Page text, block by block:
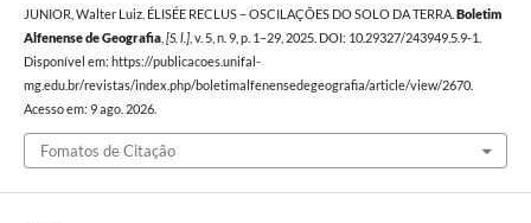
JUNIOR, Walter Luiz. ÉLISÉE RECLUS – OSCILAÇÕES DO SOLO DA TERRA. Boletim
Alfenense de Geografia, [S. l.], v. 5, n. 9, p. 1–29, 2025. DOI: 10.29327/243949.5.9-1.
Disponível em: https://publicacoes.unifal-
mg.edu.br/revistas/index.php/boletimalfenensedegeografia/article/view/2670.
Acesso em: 9 ago. 2026.
Fomatos de Citação